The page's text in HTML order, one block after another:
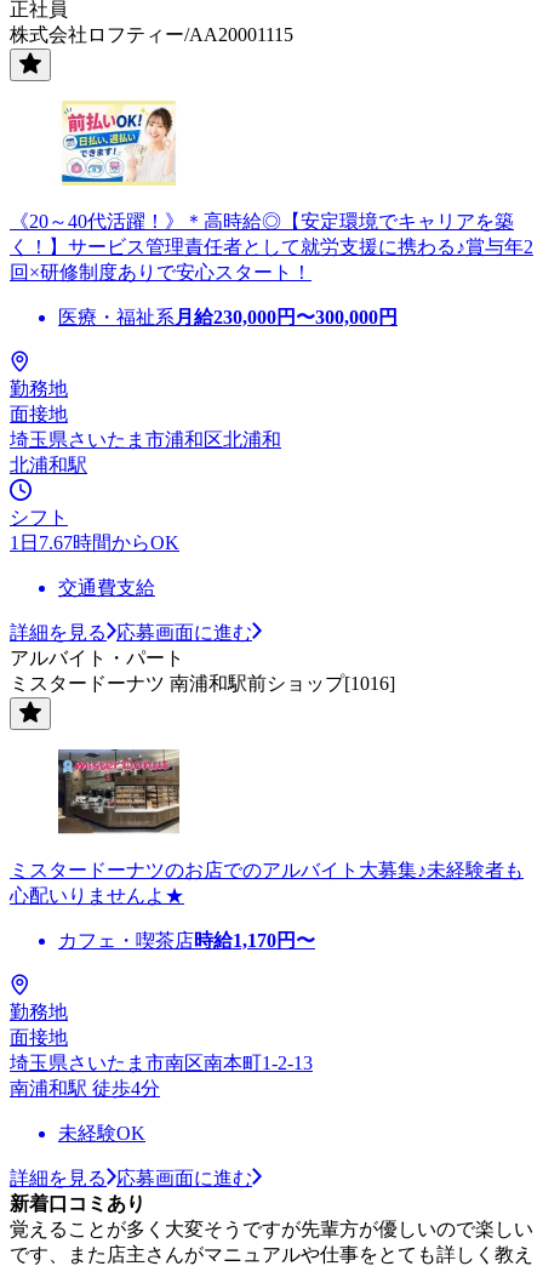
正社員
株式会社ロフティー/AA20001115
《20～40代活躍！》＊高時給◎【安定環境でキャリアを築
く！】サービス管理責任者として就労支援に携わる♪賞与年2
回×研修制度ありで安心スタート！
医療・福祉系 月給230,000円〜300,000円
勤務地
面接地
埼玉県さいたま市浦和区北浦和
北浦和駅
シフト
1日7.67時間からOK
交通費支給
詳細を見る
応募画面に進む
アルバイト・パート
ミスタードーナツ 南浦和駅前ショップ[1016]
ミスタードーナツのお店でのアルバイト大募集♪未経験者も
心配いりませんよ★
カフェ・喫茶店時給1,170円〜
勤務地
面接地
埼玉県さいたま市南区南本町1-2-13
南浦和駅 徒歩4分
未経験OK
詳細を見る
応募画面に進む
新着口コミあり
覚えることが多く大変そうですが先輩方が優しいので楽しい
です、また店主さんがマニュアルや仕事をとても詳しく教え